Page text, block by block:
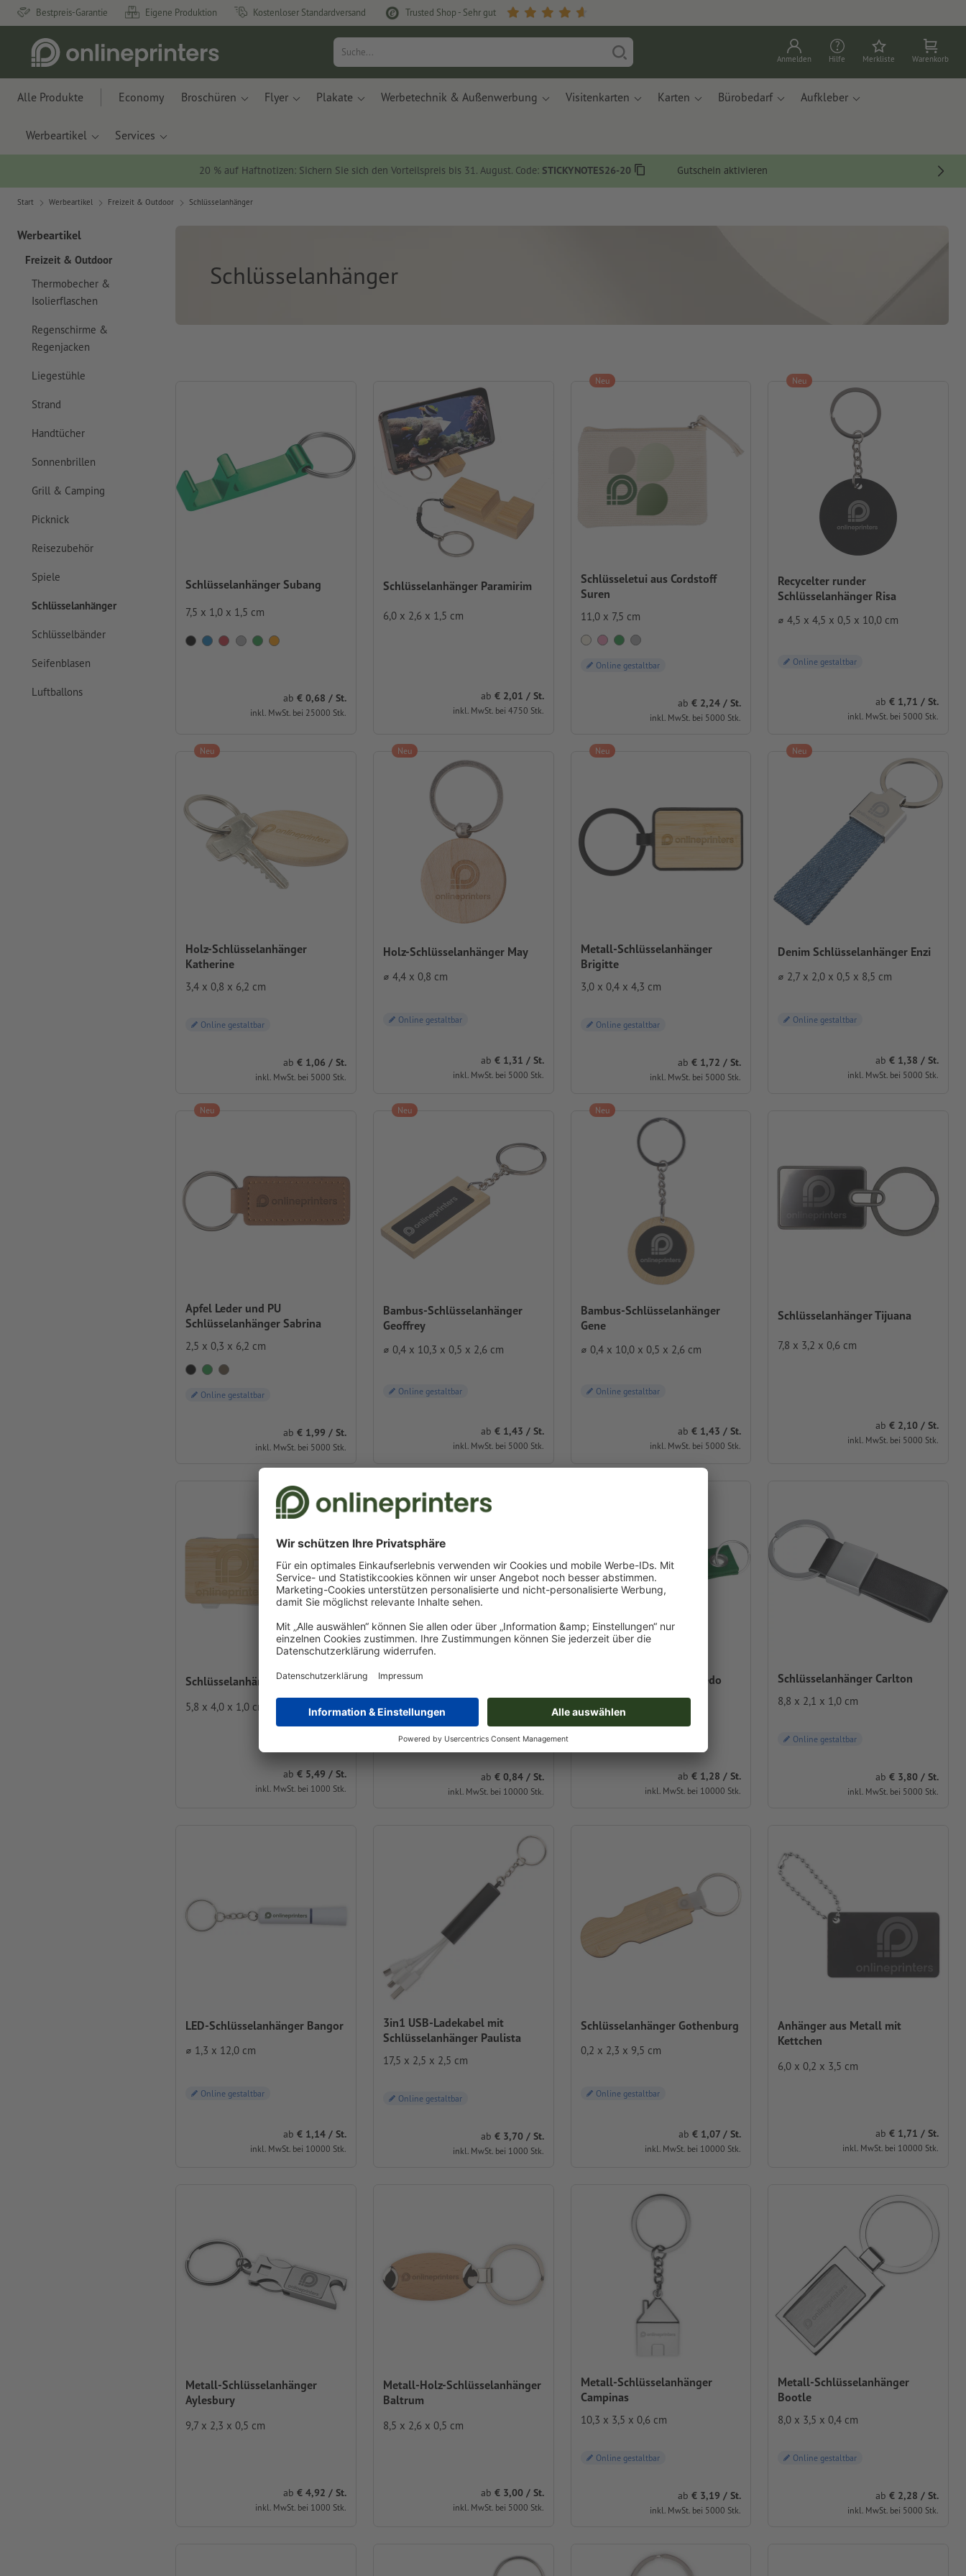
Bestpreis-Garantie Eigene Produktion Kostenloser Standardversand Trusted Shop - Sehr gut
Anmelden Hilfe Merkliste Warenkorb
Alle Produkte Economy Broschüren Flyer Plakate Werbetechnik & Außenwerbung Visitenkarten Karten Bürobedarf Aufkleber
Werbeartikel Services
20 % auf Haftnotizen: Sichern Sie sich den Vorteilspreis bis 31. August. Code: STICKYNOTES26-20 Gutschein aktivieren
Start Werbeartikel Freizeit & Outdoor Schlüsselanhänger
Werbeartikel
Freizeit & Outdoor
Thermobecher &
Isolierflaschen
Regenschirme &
Regenjacken
Liegestühle
Strand
Handtücher
Sonnenbrillen
Grill & Camping
Picknick
Reisezubehör
Spiele
Schlüsselanhänger
Schlüsselbänder
Seifenblasen
Luftballons
Schlüsselanhänger
Schlüsselanhänger Subang
7,5 x 1,0 x 1,5 cm
ab 0,68 / St.
inkl. MwSt. bei 25000 Stk.
Schlüsselanhänger Paramirim
6,0 x 2,6 x 1,5 cm
ab 2,01 / St.
inkl. MwSt. bei 4750 Stk.
Schlüsseletui aus Cordstoff
Suren
11,0 x 7,5 cm
Online gestaltbar
ab2,24 / St.
inkl. MwSt. bei 5000 Stk.
Neu
Recycelter runder
Schlüsselanhänger Risa
⌀ 4,5 x 4,5 x 0,5 x 10,0 cm
Online gestaltbar
ab 1,71 / St.
inkl. MwSt. bei 5000 Stk.
Neu
Holz-Schlüsselanhänger
Katherine
3,4 x 0,8 x 6,2 cm
Online gestaltbar
ab 1,06 / St.
inkl. MwSt. bei 5000 Stk.
Neu
Holz-Schlüsselanhänger May
⌀ 4,4 x 0,8 cm
Online gestaltbar
ab 1,31 / St.
inkl. MwSt. bei 5000 Stk.
Neu
Metall-Schlüsselanhänger
Brigitte
3,0 x 0,4 x 4,3 cm
Online gestaltbar
ab1,72 / St.
inkl. MwSt. bei 5000 Stk.
Neu
Denim Schlüsselanhänger Enzi
⌀ 2,7 x 2,0 x 0,5 x 8,5 cm
Online gestaltbar
ab 1,38 / St.
inkl. MwSt. bei 5000 Stk.
Neu
Apfel Leder und PU
Schlüsselanhänger Sabrina
2,5 x 0,3 x 6,2 cm
Online gestaltbar
ab 1,99 / St.
inkl. MwSt. bei 5000 Stk.
Neu
Bambus-Schlüsselanhänger
Geoffrey
⌀ 0,4 x 10,3 x 0,5 x 2,6 cm
Online gestaltbar
ab 1,43 / St.
inkl. MwSt. bei 5000 Stk.
Neu
Bambus-Schlüsselanhänger
Gene
⌀ 0,4 x 10,0 x 0,5 x 2,6 cm
Online gestaltbar
ab1,43 / St.
inkl. MwSt. bei 5000 Stk.
Neu
Schlüsselanhänger Tijuana
7,8 x 3,2 x 0,6 cm
ab 2,10 / St.
inkl. MwSt. bei 5000 Stk.
Schlüsselanhänger Bellevue
5,8 x 4,0 x 1,0 cm
ab 5,49 / St.
inkl. MwSt. bei 1000 Stk.
Reflektierender Anhänger
8,5 x 3,0 x 0,2 cm
ab 0,84 / St.
inkl. MwSt. bei 10000 Stk.
Schlüsselanhänger Rochedo
ab1,28 / St.
inkl. MwSt. bei 10000 Stk.
Schlüsselanhänger Carlton
8,8 x 2,1 x 1,0 cm
Online gestaltbar
ab 3,80 / St.
inkl. MwSt. bei 5000 Stk.
LED-Schlüsselanhänger Bangor
⌀ 1,3 x 12,0 cm
Online gestaltbar
ab 1,14 / St.
inkl. MwSt. bei 10000 Stk.
3in1 USB-Ladekabel mit
Schlüsselanhänger Paulista
17,5 x 2,5 x 2,5 cm
Online gestaltbar
ab 3,70 / St.
inkl. MwSt. bei 1000 Stk.
Schlüsselanhänger Gothenburg
0,2 x 2,3 x 9,5 cm
Online gestaltbar
ab1,07 / St.
inkl. MwSt. bei 10000 Stk.
Anhänger aus Metall mit
Kettchen
6,0 x 0,2 x 3,5 cm
ab 1,71 / St.
inkl. MwSt. bei 10000 Stk.
Metall-Schlüsselanhänger
Aylesbury
9,7 x 2,3 x 0,5 cm
ab 4,92 / St.
inkl. MwSt. bei 1000 Stk.
Metall-Holz-Schlüsselanhänger
Baltrum
8,5 x 2,6 x 0,5 cm
ab 3,00 / St.
inkl. MwSt. bei 5000 Stk.
Metall-Schlüsselanhänger
Campinas
10,3 x 3,5 x 0,6 cm
Online gestaltbar
ab3,19 / St.
inkl. MwSt. bei 5000 Stk.
Metall-Schlüsselanhänger
Bootle
8,0 x 3,5 x 0,4 cm
Online gestaltbar
ab 2,28 / St.
inkl. MwSt. bei 5000 Stk.